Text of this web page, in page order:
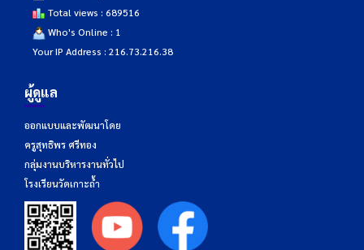
Total views : 689516
Who's Online : 1
Your IP Address : 216.73.216.38
ผู้ดูแล
ออกแบบและพัฒนาโดย
ครูสุทธิพร ศรีทอง
กลุ่มงานบริหารงานทั่วไป
โรงเรียนวัดเกาะถ้ำ